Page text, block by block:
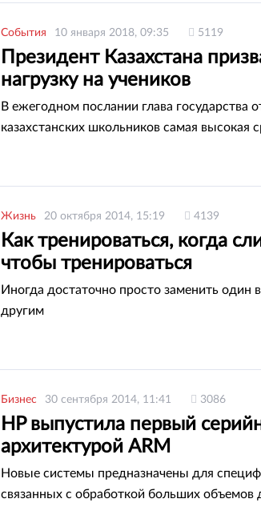
События 10 января 2018, 09:35 5119
Президент Казахстана
нагрузку на учеников
В ежегодном послании глава государства
казахстанских школьников самая высокая
Жизнь 20 октября 2014, 15:19 4139
Как тренироваться, когда
чтобы тренироваться
Иногда достаточно просто заменить один
другим
Бизнес 30 сентября 2014, 11:41 3086
HP выпустила первый
архитектурой ARM
Новые системы предназначены для
связанных с обработкой больших объемов